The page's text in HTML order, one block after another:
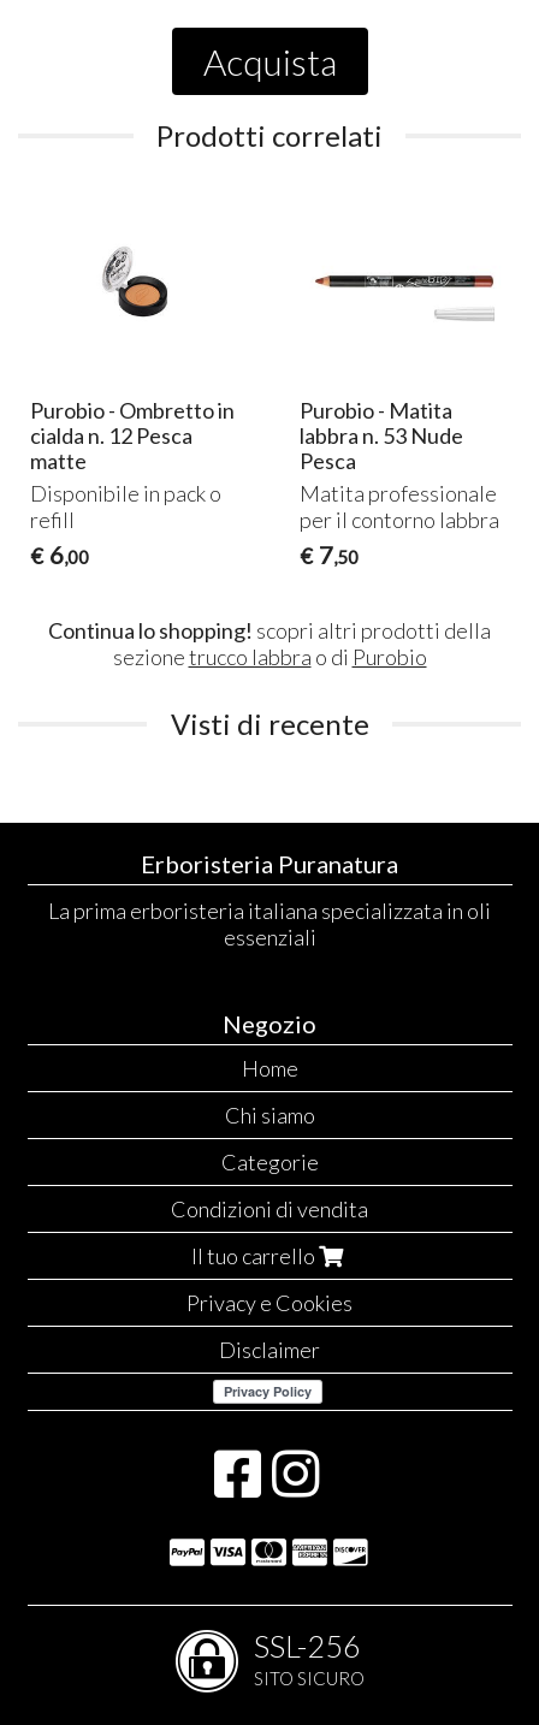
Acquista
Prodotti correlati
Purobio - Ombretto in
cialda n. 12 Pesca
matte
Disponibile in pack o
refill
€ 6,00
Purobio - Matita
labbra n. 53 Nude
Pesca
Matita professionale
per il contorno labbra
€ 7,50
Continua lo shopping! scopri altri prodotti della
sezionetrucco labbra o di Purobio
Visti di recente
Erboristeria Puranatura
La prima erboristeria italiana specializzata in oli
essenziali
Negozio
Home
Chi siamo
Categorie
Condizioni di vendita
Il tuo carrello
Privacy e Cookies
Disclaimer
SSL-256
SITO SICURO